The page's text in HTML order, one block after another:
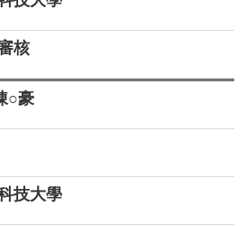
核
○豪
技大學